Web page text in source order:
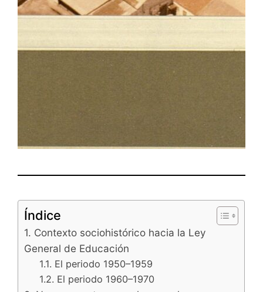
Índice
1. Contexto sociohistórico hacia la Ley
General de Educación
1.1. El periodo 1950–1959
1.2. El periodo 1960–1970